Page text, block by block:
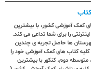
کمک آموزشی کشور، با بیشترین
را برای شما تداعی می کند.
شهرستان ها حاصل تجربه ی چندین
کتاب های کمک آموزشی خود را
دوم، کنکور با بیشترین